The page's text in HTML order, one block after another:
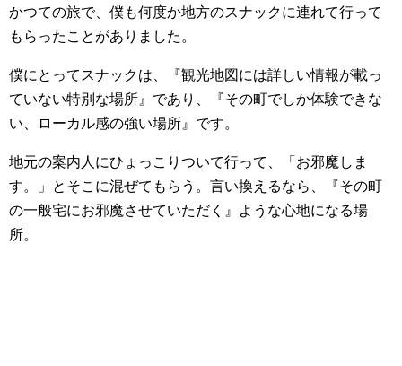
かつての旅で、僕も何度か地方のスナックに連れて行って
もらったことがありました。
僕にとってスナックは、『観光地図には詳しい情報が載っ
ていない特別な場所』であり、『その町でしか体験できな
い、ローカル感の強い場所』です。
地元の案内人にひょっこりついて行って、「お邪魔しま
す。」とそこに混ぜてもらう。言い換えるなら、『その町
の一般宅にお邪魔させていただく』ような心地になる場
所。